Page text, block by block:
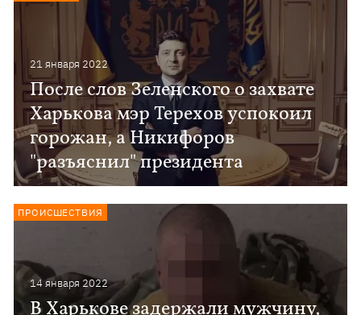
21 января 2022
После слов Зеленского о захвате
Харькова мэр Терехов успокоил
горожан, а Никифоров
"разъяснил" президента
14 января 2022
В Харькове задержали мужчину,
ПРОИСШЕСТВИЯ